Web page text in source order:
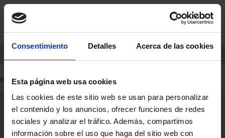
Consentimiento Detalles Acerca de las cookies
Esta página web usa cookies
Las cookies de este sitio web se usan para personalizar
el contenido y los anuncios, ofrecer funciones de redes
sociales y analizar el tráfico. Además, compartimos
información sobre el uso que haga del sitio web con
Skip
content
Skip
navigation
menu
0
0 Products found
General Information
Contacto
Preguntas Frequentes (FAQs)